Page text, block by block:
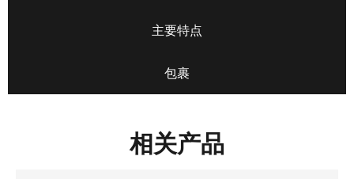
主要特点
包裹
相关产品